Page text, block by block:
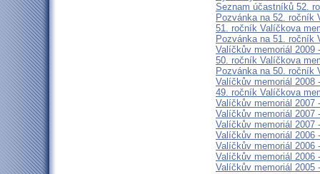
Seznam účastníků 52.
Pozvánka na 52. ročník
51. ročník Valíčkova
Pozvánka na 51. ročník
Valíčkův memoriál 2009
50. ročník Valíčkova
Pozvánka na 50. ročník
Valíčkův memoriál 2008
49. ročník Valíčkova
Valíčkův memoriál 2007
Valíčkův memoriál 2007
Valíčkův memoriál 2007
Valíčkův memoriál 2006
Valíčkův memoriál 2006
Valíčkův memoriál 2006
Valíčkův memoriál 2005